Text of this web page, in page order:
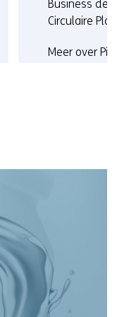
Functie:
Business
Circulaire
Meer over